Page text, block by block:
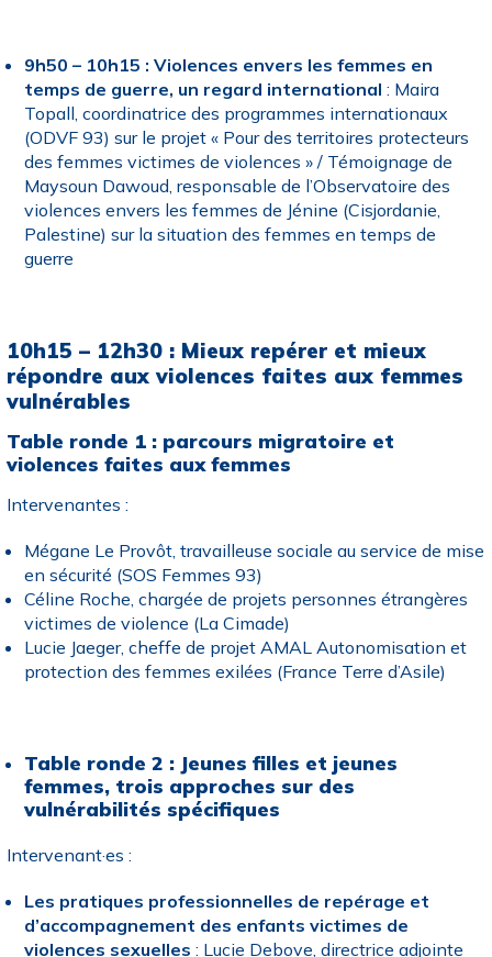
9h50 – 10h15 : Violences envers les femmes en
temps de guerre, un regard international : Maira
Topall, coordinatrice des programmes internationaux
(ODVF 93) sur le projet « Pour des territoires protecteurs
des femmes victimes de violences » / Témoignage de
Maysoun Dawoud, responsable de l’Observatoire des
violences envers les femmes de Jénine (Cisjordanie,
Palestine) sur la situation des femmes en temps de
guerre
10h15 – 12h30 : Mieux repérer et mieux
répondre aux violences faites aux femmes
vulnérables
Table ronde 1 : parcours migratoire et
violences faites aux femmes
Intervenantes :
Mégane Le Provôt, travailleuse sociale au service de mise
en sécurité (SOS Femmes 93)
Céline Roche, chargée de projets personnes étrangères
victimes de violence (La Cimade)
Lucie Jaeger, cheffe de projet AMAL Autonomisation et
protection des femmes exilées (France Terre d’Asile)
Table ronde 2 : Jeunes filles et jeunes
femmes, trois approches sur des
vulnérabilités spécifiques
Intervenant·es :
Les pratiques professionnelles de repérage et
d’accompagnement des enfants victimes de
violences sexuelles : Lucie Debove, directrice adjointe